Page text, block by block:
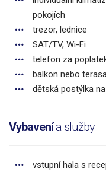
pokojích
trezor, lednice
SAT/TV, Wi-Fi
telefon za
balkon nebo
dětská postýlka
Vybavenía služby
vstupní hala s